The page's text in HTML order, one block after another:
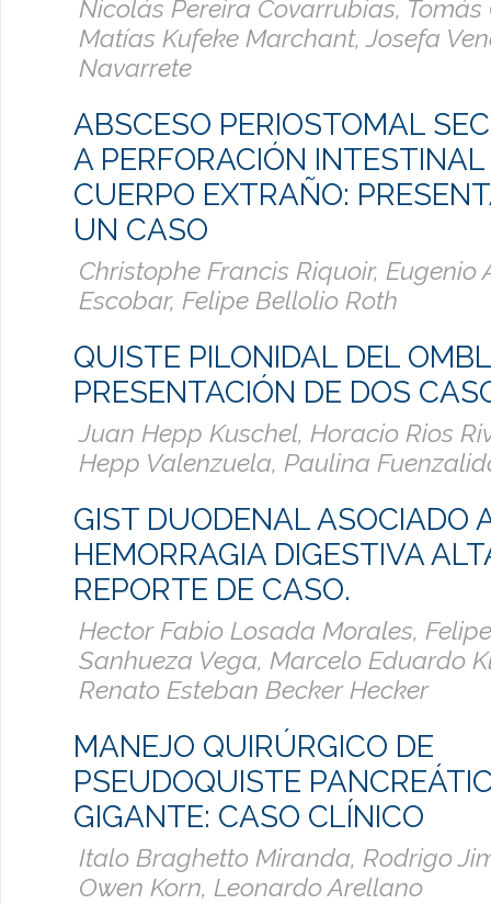
Nicolás Pereira Covarrubias, Tomás
Matías Kufeke Marchant, Josefa
Navarrete
ABSCESO PERIOSTOMAL
A PERFORACIÓN INTESTINAL
CUERPO EXTRAÑO:
UN CASO
Christophe Francis Riquoir, Eugenio
Escobar, Felipe Bellolio Roth
QUISTE PILONIDAL DEL
PRESENTACIÓN DE DOS
Juan Hepp Kuschel, Horacio Rios
Hepp Valenzuela, Paulina
GIST DUODENAL ASOCIADO
HEMORRAGIA DIGESTIVA
REPORTE DE CASO.
Hector Fabio Losada Morales,
Sanhueza Vega, Marcelo Eduardo
Renato Esteban Becker Hecker
MANEJO QUIRÚRGICO DE
PSEUDOQUISTE
GIGANTE: CASO CLÍNICO
Italo Braghetto Miranda, Rodrigo
Owen Korn, Leonardo Arellano